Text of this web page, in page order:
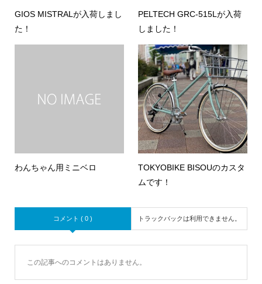
GIOS MISTRALが入荷しまし
た！
PELTECH GRC-515Lが入荷
しました！
わんちゃん用ミニベロ
TOKYOBIKE BISOUのカスタ
ムです！
コメント ( 0 ) トラックバックは利用できません。
この記事へのコメントはありません。